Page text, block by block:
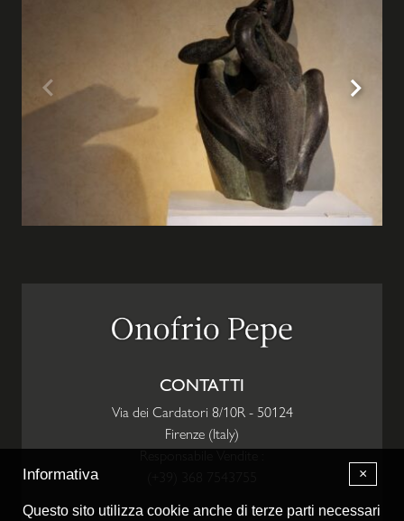
CONTATTI
Via dei Cardatori 8/10R- 50124
Firenze (Italy)
×
Informativa
Questo sito utilizza cookie anche di terze parti necessari